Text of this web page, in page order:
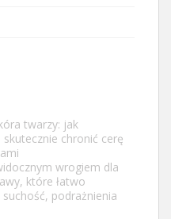
twarzy: jak
chronić cerę
wrogiem dla
które łatwo
suchość, podrażnienia